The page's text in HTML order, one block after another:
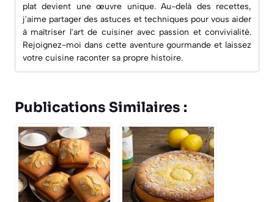
plat devient une œuvre unique. Au-delà des recettes,
j'aime partager des astuces et techniques pour vous aider
à maîtriser l'art de cuisiner avec passion et convivialité.
Rejoignez-moi dans cette aventure gourmande et laissez
votre cuisine raconter sa propre histoire.
Publications Similaires :